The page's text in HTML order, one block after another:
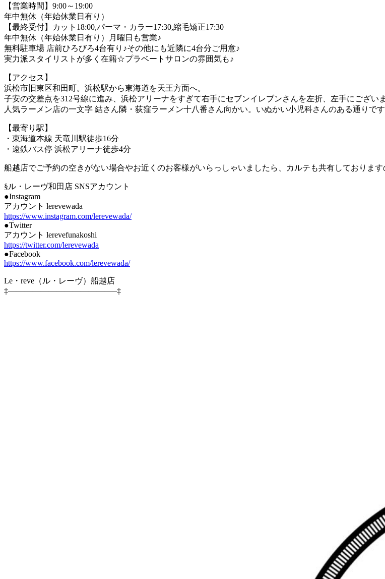
【営業時間】9:00～19:00
年中無休（年始休業日有り）
【最終受付】カット18:00,パーマ・カラー17:30,縮毛矯正17:30
年中無休（年始休業日有り）月曜日も営業♪
無料駐車場 店前ひろびろ4台有り♪その他にも近隣に4台分ご用意♪
実力派スタイリストが多く在籍☆プラベートサロンの雰囲気も♪
【アクセス】
浜松市旧東区和田町。浜松駅から東海道を天王方面へ。
子安の交差点を312号線に進み、浜松アリーナをすぎて右手にセブンイレブンさんを左折、左手にございま
人気ラーメン店の一文字 結さん隣・荻窪ラーメン十八番さん向かい。いぬかい小児科さんのある通りです
【最寄り駅】
・東海道本線 天竜川駅徒歩16分
・遠鉄バス停 浜松アリーナ徒歩4分
船越店でご予約の空きがない場合やお近くのお客様がいらっしゃいましたら、カルテも共有しておりま
§ル・レーヴ和田店 SNSアカウント
●Instagram
アカウント lerevewada
https://www.instagram.com/lerevewada/
●Twitter
アカウント lerevefunakoshi
https://twitter.com/lerevewada
●Facebook
https://www.facebook.com/lerevewada/
Le・reve（ル・レーヴ）船越店
‡—————————————–‡